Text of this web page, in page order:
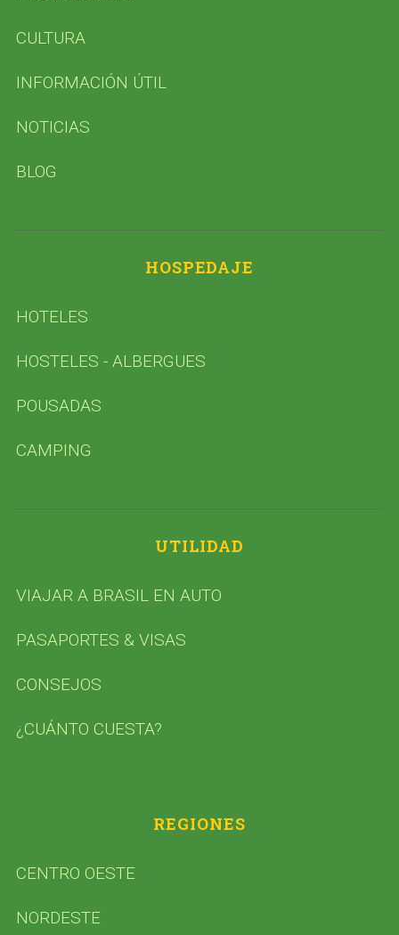
CULTURA
INFORMACIÓN ÚTIL
NOTICIAS
BLOG
HOSPEDAJE
HOTELES
HOSTELES - ALBERGUES
POUSADAS
CAMPING
UTILIDAD
VIAJAR A BRASIL EN AUTO
PASAPORTES & VISAS
CONSEJOS
¿CUÁNTO CUESTA?
REGIONES
CENTRO OESTE
NORDESTE